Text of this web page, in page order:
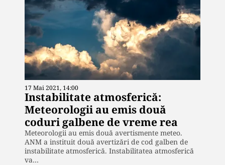
17 Mai 2021, 14:00
Instabilitate atmosferică:
Meteorologii au emis două
coduri galbene de vreme rea
Meteorologii au emis două avertismente meteo.
ANM a instituit două avertizări de cod galben de
instabilitate atmosferică. Instabilitatea atmosferică
va…